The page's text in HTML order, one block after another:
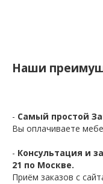
Наши
- Самый простой
Вы оплачиваете
- Консультация и
21 по Москве.
Приём заказов с